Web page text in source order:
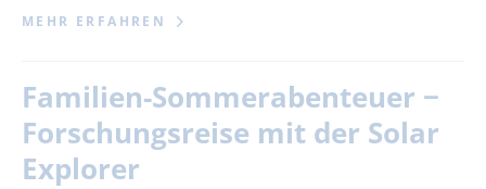
MEHR ERFAHREN
Familien-Sommerabenteuer −
Forschungsreise mit der Solar
Explorer